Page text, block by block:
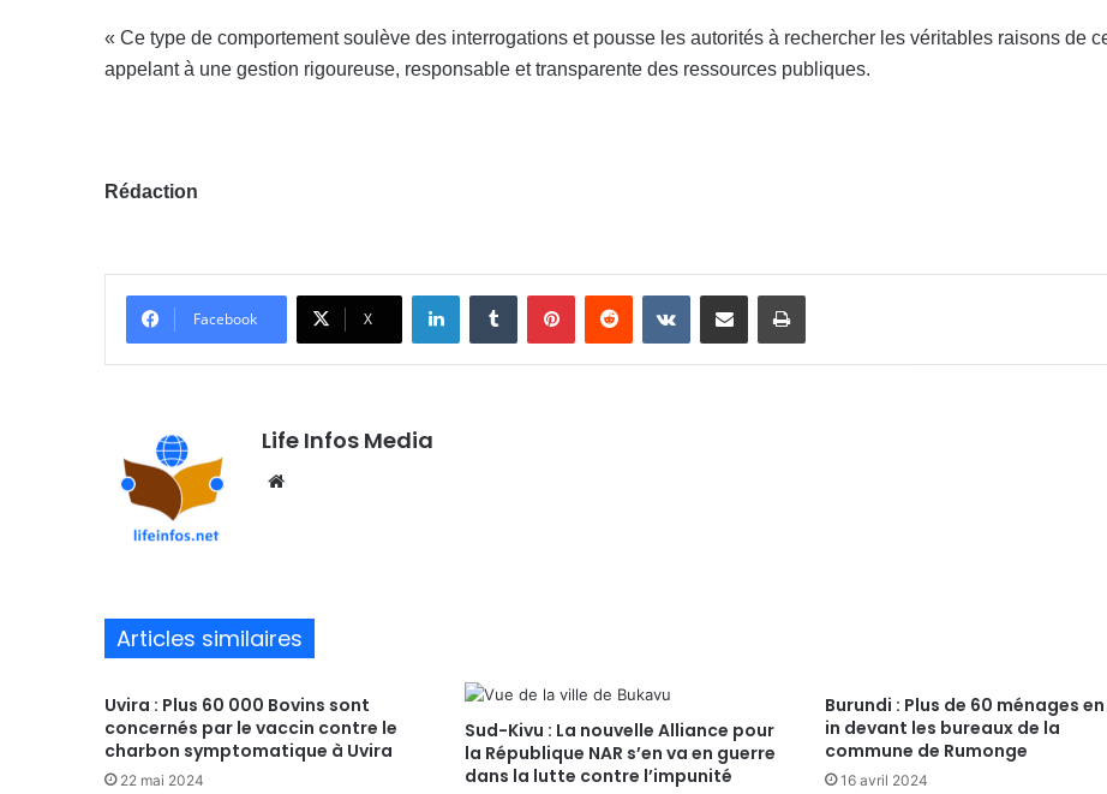
« Ce type de comportement soulève des interrogations et pousse les autorités à rechercher les véritables raisons de
appelant à une gestion rigoureuse, responsable et transparente des ressources publiques.
Rédaction
Facebook X
Life Infos Media
Articles similaires
Uvira : Plus 60 000 Bovins sont
concernés par le vaccin contre le
charbon symptomatique à Uvira
22 mai 2024
Sud-Kivu : La nouvelle Alliance pour
la République NAR s’en va en guerre
dans la lutte contre l’impunité
Burundi : Plus de 60 ménages
in devant les bureaux de la
commune de Rumonge
16 avril 2024